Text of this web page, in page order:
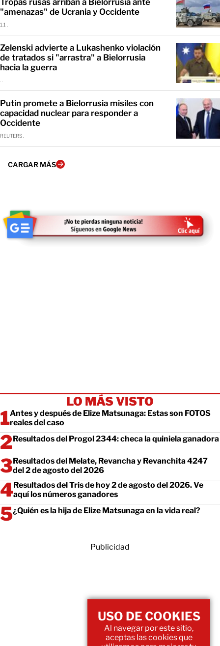
Tropas rusas arriban a Bielorrusia ante
"amenazas" de Ucrania y Occidente
1.1 .
Zelenski advierte a Lukashenko violación
de tratados si "arrastra" a Bielorrusia
hacia la guerra
Putin promete a Bielorrusia misiles con
capacidad nuclear para responder a
Occidente
REUTERS .
CARGAR MÁS
LO MÁS VISTO
Antes y después de Elize Matsunaga: Estas son FOTOS
reales del caso
Resultados del Progol 2344: checa la quiniela ganadora
Resultados del Melate, Revancha y Revanchita 4247
del 2 de agosto del 2026
Resultados del Tris de hoy 2 de agosto del 2026. Ve
aquí los números ganadores
¿Quién es la hija de Elize Matsunaga en la vida real?
Publicidad
USO DE COOKIES
Al navegar por este sitio,
aceptas las cookies que